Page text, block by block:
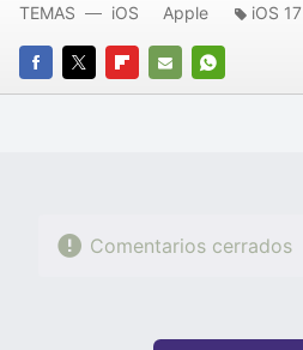
FACEBOOK
TWITTERFLIPBOARD
E-
WHATSAPP
TEMAS iOS Apple iOS 17
Comentarios cerrados